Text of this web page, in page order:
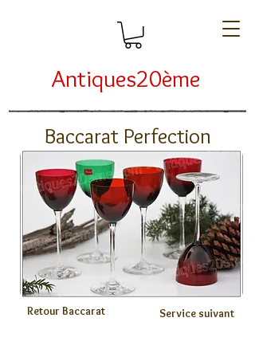
Antiques20ème
Baccarat Perfection
Retour Baccarat Service suivant